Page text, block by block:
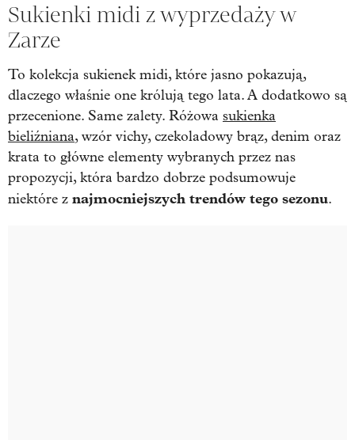
Sukienki midi z wyprzedaży w
Zarze
To kolekcja sukienek midi, które jasno pokazują,
dlaczego właśnie one królują tego lata. A dodatkowo są
przecenione. Same zalety. Różowa sukienka
bieliźniana, wzór vichy, czekoladowy brąz, denim oraz
krata to główne elementy wybranych przez nas
propozycji, która bardzo dobrze podsumowuje
niektóre z najmocniejszych trendów tego sezonu.